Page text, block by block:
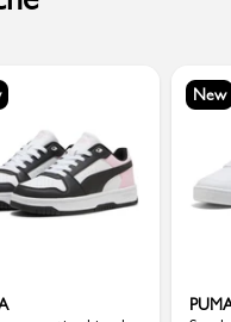
New